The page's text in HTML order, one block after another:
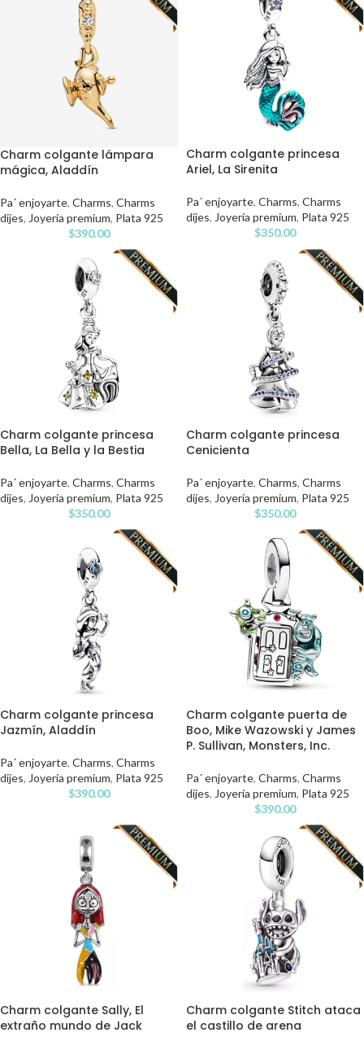
Charm colgante lámpara
mágica, Aladdín
Pa´ enjoyarte, Charms, Charms
dijes, Joyería premium, Plata 925
$390.00
Charm colgante princesa
Ariel, La Sirenita
Pa´ enjoyarte, Charms, Charms
dijes, Joyería premium, Plata 925
$350.00
Charm colgante princesa
Bella, La Bella y la Bestia
Pa´ enjoyarte, Charms, Charms
dijes, Joyería premium, Plata 925
$350.00
Charm colgante princesa
Cenicienta
Pa´ enjoyarte, Charms, Charms
dijes, Joyería premium, Plata 925
$350.00
Charm colgante princesa
Jazmín, Aladdín
Pa´ enjoyarte, Charms, Charms
dijes, Joyería premium, Plata 925
$390.00
Charm colgante puerta de
Boo, Mike Wazowski y James
P. Sullivan, Monsters, Inc.
Pa´ enjoyarte, Charms, Charms
dijes, Joyería premium, Plata 925
$390.00
Charm colgante Sally, El
extraño mundo de Jack
Charm colgante Stitch ataca
el castillo de arena